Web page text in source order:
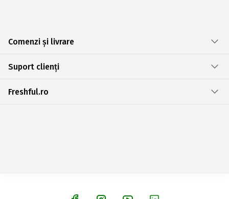
Comenzi și livrare
Suport clienți
Freshful.ro